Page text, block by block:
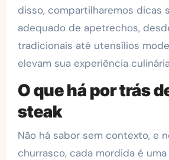
disso, compartilharemos dicas
adequado de apetrechos,
tradicionais até utensílios
elevam sua experiência
O que há por trás
steak
Não há sabor sem contexto, e
churrasco, cada mordida é